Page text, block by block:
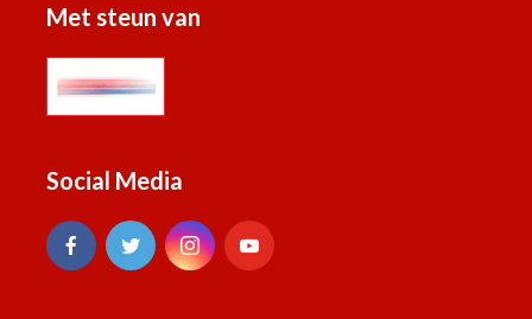
Met steun van
Social Media